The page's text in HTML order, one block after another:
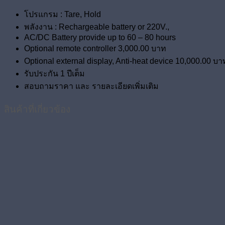
โปรแกรม : Tare, Hold
พลังงาน : Rechargeable battery or 220V.,
AC/DC Battery provide up to 60 – 80 hours
Optional remote controller 3,000.00 บาท
Optional external display, Anti-heat device 10,000.00 บา
รับประกัน 1 ปีเต็ม
สอบถามราคา และ รายละเอียดเพิ่มเติม